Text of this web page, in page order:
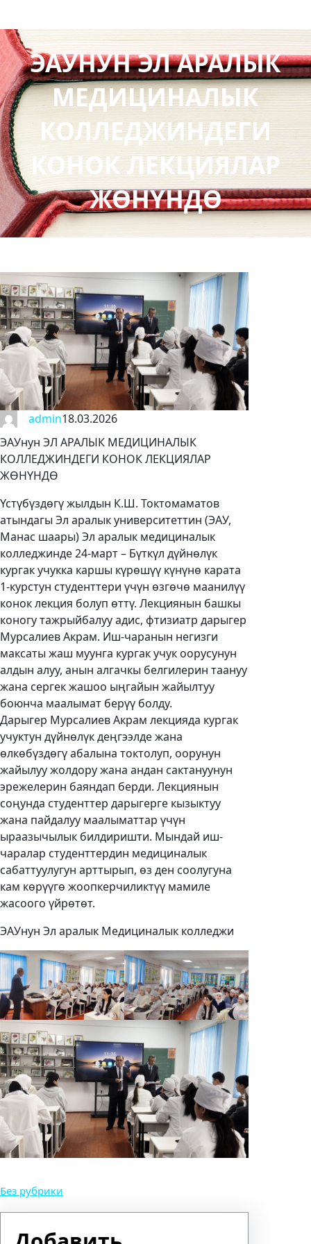
ЭАУНУН ЭЛ АРАЛЫК
МЕДИЦИНАЛЫК
КОЛЛЕДЖИНДЕГИ
КОНОК ЛЕКЦИЯЛАР
ЖӨНҮНДӨ
admin18.03.2026
ЭАУнун ЭЛ АРАЛЫК МЕДИЦИНАЛЫК
КОЛЛЕДЖИНДЕГИ КОНОК ЛЕКЦИЯЛАР
ЖӨНҮНДӨ
Үстүбүздөгү жылдын К.Ш. Токтомаматов
атындагы Эл аралык университеттин (ЭАУ,
Манас шаары) Эл аралык медициналык
колледжинде 24-март – Бүткүл дүйнөлүк
кургак учукка каршы күрөшүү күнүнө карата
1-курстун студенттери үчүн өзгөчө маанилүү
конок лекция болуп өттү. Лекциянын башкы
коногу тажрыйбалуу адис, фтизиатр дарыгер
Мурсалиев Акрам. Иш-чаранын негизги
максаты жаш муунга кургак учук оорусунун
алдын алуу, анын алгачкы белгилерин таануу
жана сергек жашоо ыңгайын жайылтуу
боюнча маалымат берүү болду.
Дарыгер Мурсалиев Акрам лекцияда кургак
учуктун дүйнөлүк деңгээлде жана
өлкөбүздөгү абалына токтолуп, оорунун
жайылуу жолдору жана андан сактануунун
эрежелерин баяндап берди. Лекциянын
соңунда студенттер дарыгерге кызыктуу
жана пайдалуу маалыматтар үчүн
ыраазычылык билдиришти. Мындай иш-
чаралар студенттердин медициналык
сабаттуулугун арттырып, өз ден соолугуна
кам көрүүгө жоопкерчиликтүү мамиле
жасоого үйрөтөт.
ЭАУнун Эл аралык Медициналык колледжи
Без рубрики